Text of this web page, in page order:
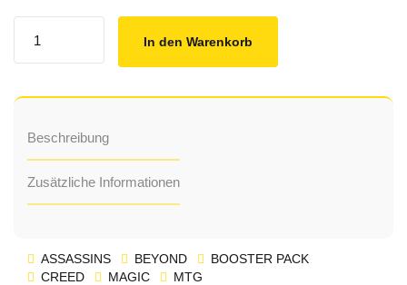
In den Warenkorb
Beschreibung
Zusätzliche Informationen
ASSASSINS BEYOND
BOOSTER PACK
CREED
MAGIC MTG